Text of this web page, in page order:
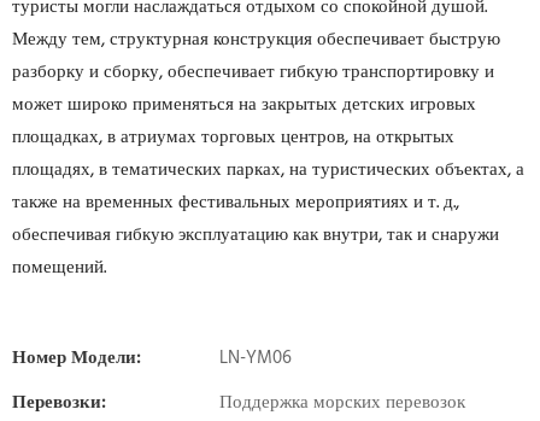
туристы могли наслаждаться отдыхом со спокойной душой.
Между тем, структурная конструкция обеспечивает быструю
разборку и сборку, обеспечивает гибкую транспортировку и
может широко применяться на закрытых детских игровых
площадках, в атриумах торговых центров, на открытых
площадях, в тематических парках, на туристических объектах, а
также на временных фестивальных мероприятиях и т. д.,
обеспечивая гибкую эксплуатацию как внутри, так и снаружи
помещений.
Номер Модели:
LN-YM06
Перевозки:
Поддержка морских перевозок